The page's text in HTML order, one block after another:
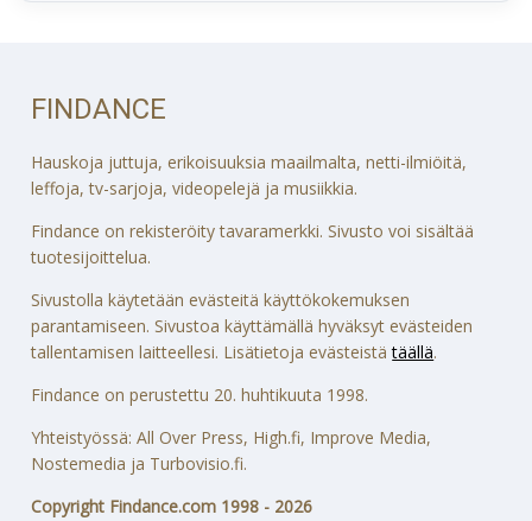
FINDANCE
Hauskoja juttuja, erikoisuuksia maailmalta, netti-ilmiöitä,
leffoja, tv-sarjoja, videopelejä ja musiikkia.
Findance on rekisteröity tavaramerkki. Sivusto voi sisältää
tuotesijoittelua.
Sivustolla käytetään evästeitä käyttökokemuksen
parantamiseen. Sivustoa käyttämällä hyväksyt evästeiden
tallentamisen laitteellesi. Lisätietoja evästeistätäällä.
Findance on perustettu 20. huhtikuuta 1998.
Yhteistyössä: All Over Press, High.fi, Improve Media,
Nostemedia ja Turbovisio.fi.
Copyright Findance.com 1998 - 2026